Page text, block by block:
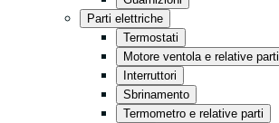
Minimarket
Vendita al dettaglio
Cucina
Conservazione
Parti elettriche
Termostati
Motore ventola e relative parti
Interruttori
Sbrinamento
Termometro e relative parti